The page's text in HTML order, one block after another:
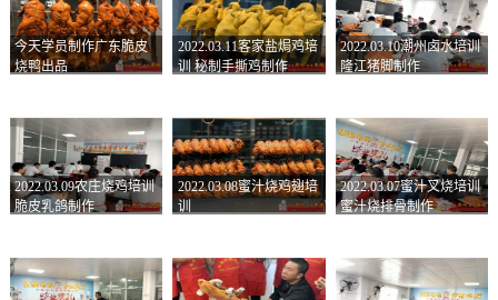
今天学员制作广东脆皮
烧鸭出品
2022.03.11客家盐焗鸡培
训 秘制手撕鸡制作
2022.03.10潮州卤水培训
隆江猪脚制作
2022.03.09农庄烧鸡培训
脆皮乳鸽制作
2022.03.08蜜汁烧鸡翅培
训
2022.03.07蜜汁叉烧培训
蜜汁烧排骨制作